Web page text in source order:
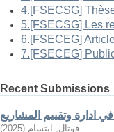
Recent Submissions
ادارة وتقييم المشاريع
قوتال, ابتسام (
2025
)